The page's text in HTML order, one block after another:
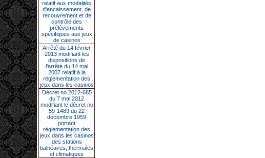
relatif aux modalités
d'encaissement, de
recouvrement et de
contrôle des
prélèvements
spécifiques aux jeux
de casinos
Arrêté du 14 février
2013 modifiant les
dispositions de
l'arrêté du 14 mai
2007 relatif à la
réglementation des
jeux dans les casinos
Décret no 2012-685
du 7 mai 2012
modifiant le décret no
59-1489 du 22
décembre 1959
portant
réglementation des
jeux dans les casinos
des stations
balnéaires, thermales
et climatiques